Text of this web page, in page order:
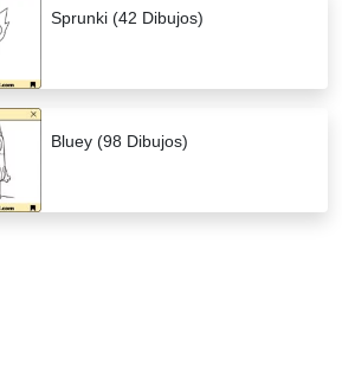
Sprunki (42 Dibujos)
Bluey (98 Dibujos)